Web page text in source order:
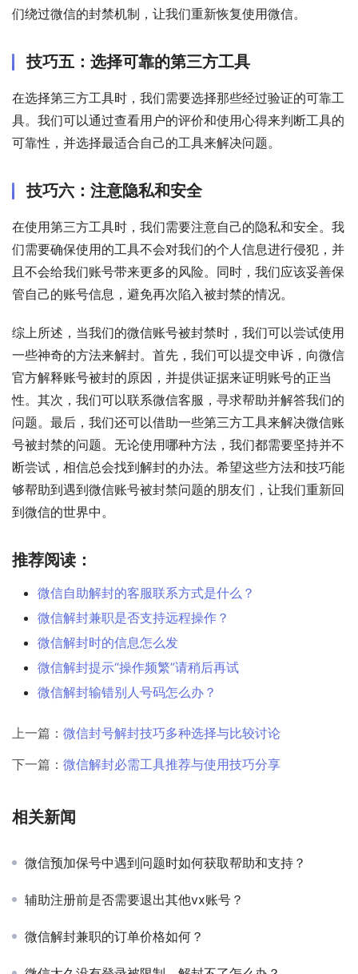
们绕过微信的封禁机制，让我们重新恢复使用微信。
技巧五：选择可靠的第三方工具
在选择第三方工具时，我们需要选择那些经过验证的可靠工
具。我们可以通过查看用户的评价和使用心得来判断工具的
可靠性，并选择最适合自己的工具来解决问题。
技巧六：注意隐私和安全
在使用第三方工具时，我们需要注意自己的隐私和安全。我
们需要确保使用的工具不会对我们的个人信息进行侵犯，并
且不会给我们账号带来更多的风险。同时，我们应该妥善保
管自己的账号信息，避免再次陷入被封禁的情况。
综上所述，当我们的微信账号被封禁时，我们可以尝试使用
一些神奇的方法来解封。首先，我们可以提交申诉，向微信
官方解释账号被封的原因，并提供证据来证明账号的正当
性。其次，我们可以联系微信客服，寻求帮助并解答我们的
问题。最后，我们还可以借助一些第三方工具来解决微信账
号被封禁的问题。无论使用哪种方法，我们都需要坚持并不
断尝试，相信总会找到解封的办法。希望这些方法和技巧能
够帮助到遇到微信账号被封禁问题的朋友们，让我们重新回
到微信的世界中。
推荐阅读：
微信自助解封的客服联系方式是什么？
微信解封兼职是否支持远程操作？
微信解封时的信息怎么发
微信解封提示“操作频繁”请稍后再试
微信解封输错别人号码怎么办？
上一篇： 微信封号解封技巧多种选择与比较讨论
下一篇： 微信解封必需工具推荐与使用技巧分享
相关新闻
微信预加保号中遇到问题时如何获取帮助和支持？
辅助注册前是否需要退出其他vx账号？
微信解封兼职的订单价格如何？